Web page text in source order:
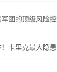
团的顶级风险
卡里克最大隐